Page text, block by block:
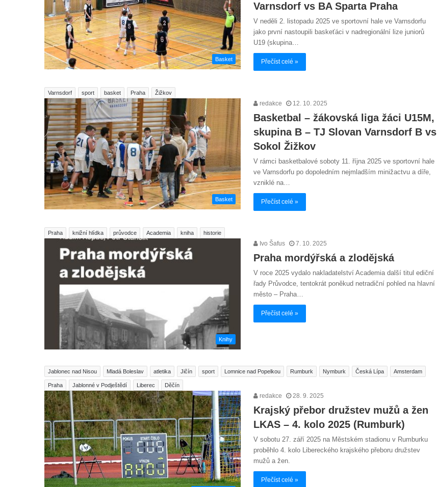
Basket
Varnsdorf vs BA Sparta Praha
V neděli 2. listopadu 2025 ve sportovní hale ve Varnsdorfu
jako první nastoupili baskeťáci v nadregionální lize juniorů
U19 (skupina…
Přečíst celé »
Varnsdorf sport basket Praha Žižkov
Basket
redakce 12. 10. 2025
Basketbal – žákovská liga žáci U15M,
skupina B – TJ Slovan Varnsdorf B vs
Sokol Žižkov
V rámci basketbalové soboty 11. října 2025 ve sportovní hale
ve Varnsdorfu po dopoledním nejmladším minižactvu a díře,
vzniklé na…
Přečíst celé »
Praha knižní hlídka průvodce Academia kniha historie
Knihy
Ivo Šafus 7. 10. 2025
Praha mordýřská a zlodějská
V roce 2025 vydalo nakladatelství Academia další titul ediční
řady Průvodce, tentokrát poněkud netradiční pohled na hlavní
město – Praha…
Přečíst celé »
Jablonec nad Nisou Mladá Boleslav atletika Jičín sport Lomnice nad Popelkou Rumburk Nymburk Česká Lípa Amsterdam
Praha Jablonné v Podještědí Liberec Děčín
redakce 28. 9. 2025
Krajský přebor družstev mužů a žen
LKAS – 4. kolo 2025 (Rumburk)
V sobotu 27. září 2025 na Městském stadionu v Rumburku
proběhlo 4. kolo Libereckého krajského přeboru družstev
mužů a žen.
Přečíst celé »